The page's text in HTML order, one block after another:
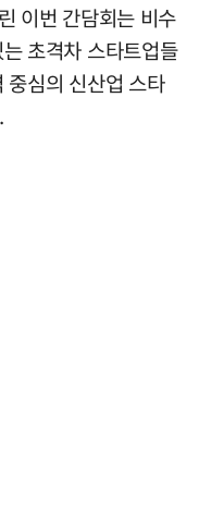
이번 간담회는 비수
초격차 스타트업들
중심의 신산업 스타